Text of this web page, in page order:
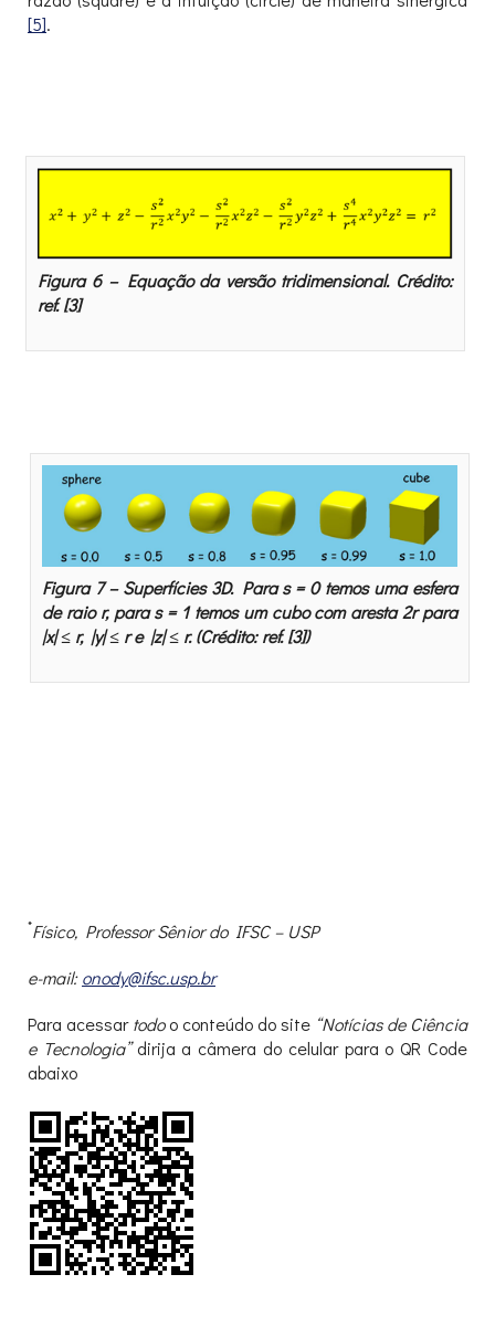
[5].
Figura 6 – Equação da versão tridimensional. Crédito:
ref. [3]
Figura 7 – Superfícies 3D. Para s = 0 temos uma esfera
de raio r, para s = 1 temos um cubo com aresta 2r para
|x| ≤ r, |y| ≤ r e |z| ≤ r. (Crédito: ref. [3])
*Físico, Professor Sênior do IFSC – USP
e-mail:onody@ifsc.usp.br
Para acessartodoo conteúdo do site “Notícias de Ciência
e Tecnologia”dirija a câmera do celular para o QR Code
abaixo